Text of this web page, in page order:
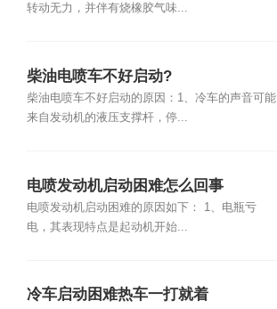
转动无力，并伴有烧橡胶气味...
柴油电喷车不好启动?
柴油电喷车不好启动的原因：1、冷车的声音可能
来自发动机的液压支撑杆，停...
电喷发动机启动困难怎么回事
电喷发动机启动困难的原因如下： 1、电瓶亏
电，其表现特点是起动机开始...
冷车启动困难热车一打就着